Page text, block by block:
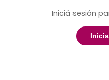
Iniciá sesión